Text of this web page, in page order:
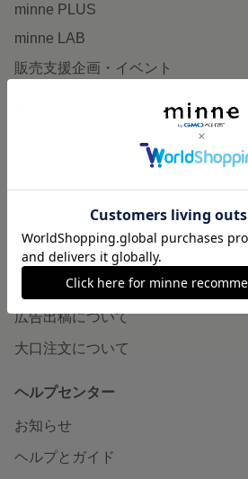
minne PLUS
minne LAB
販売支援企画・イベント
minneとものづくりと
minneの本
企業の方へ
広告出稿について
大口注文について
ヘルプセンター
お知らせ
ヘルプとガイド